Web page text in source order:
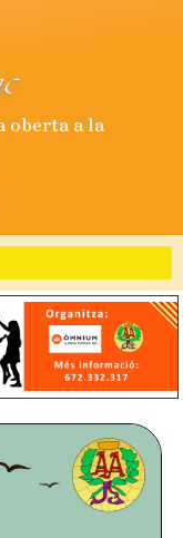
oberta a la